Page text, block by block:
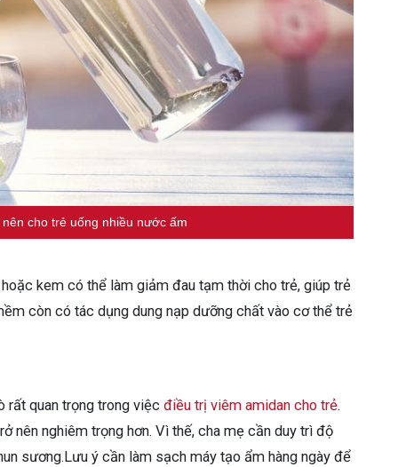
cho trẻ uống nhiều nước ấm
kem có thể làm giảm đau tạm thời cho trẻ, giúp trẻ
còn có tác dụng dung nạp dưỡng chất vào cơ thể trẻ
rất quan trọng trong việc điều trị viêm amidan cho trẻ.
nên nghiêm trọng hơn. Vì thế, cha mẹ cần duy trì độ
sương.Lưu ý cần làm sạch máy tạo ẩm hàng ngày để